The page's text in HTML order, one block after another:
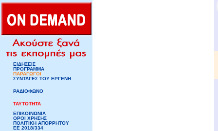
ΕΙΔΗΣΕΙΣ
ΠΡΟΓΡΑΜΜΑ
ΠΑΡΑΓΩΓΟΙ
ΣΥΝΤΑΓΕΣ ΤΟΥ ΕΡΓΕΝΗ
ΡΑΔΙΟΦΩΝΟ
ΤΑΥΤΟΤΗΤΑ
ΕΠΙΚΟΙΝΩΝΙΑ
ΟΡΟΙ ΧΡΗΣΗΣ
ΠΟΛΙΤΙΚΗ ΑΠΟΡΡΗΤΟΥ
ΕΕ 2018/334